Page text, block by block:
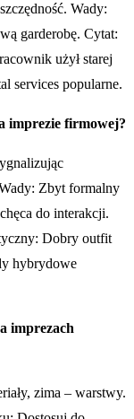
Wady:
garderobę. Cytat:
użył starej
services popularne.
imprezie firmowej?
Zbyt formalny
do interakcji.
Dobry outfit
hybrydowe
imprezach
zima – warstwy.